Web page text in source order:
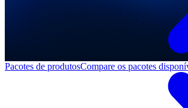
Pacotes de produtosCompare os pacotes